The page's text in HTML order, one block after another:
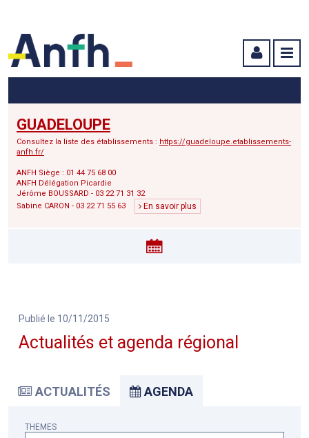
GUADELOUPE
Consultez la liste des établissements : https://guadeloupe.etablissements-
anfh.fr/
ANFH Siège : 01 44 75 68 00
ANFH Délégation Picardie
Jérôme BOUSSARD - 03 22 71 31 32
Sabine CARON - 03 22 71 55 63
En savoir plus
Publié le 10/11/2015
Actualités et agenda régional
ACTUALITÉS AGENDA
THEMES